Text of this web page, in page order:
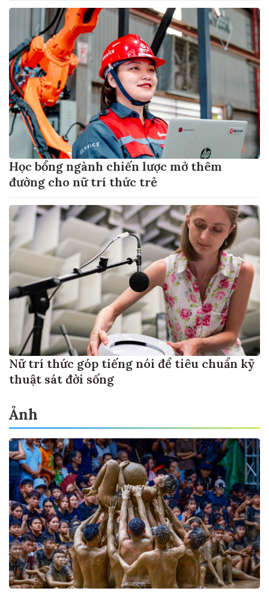
Học bổng ngành chiến lược mở thêm
đường cho nữ trí thức trẻ
Nữ trí thức góp tiếng nói để tiêu chuẩn kỹ
thuật sát đời sống
Ảnh